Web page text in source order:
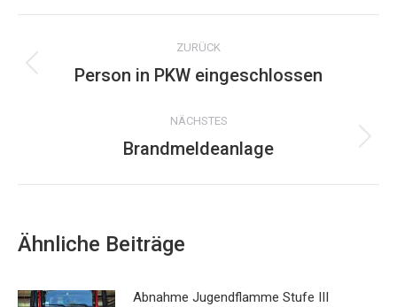
WhatsApp
Kommentarnavigation
ZURÜCK
Vorheriger
Person in PKW eingeschlossen
NÄCHSTES
Nächster
Brandmeldeanlage
Ähnliche Beiträge
Abnahme Jugendflamme Stufe III